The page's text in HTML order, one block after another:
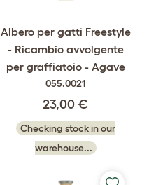
Albero per gatti Freestyle
- Ricambio avvolgente
per graffiatoio - Agave
055.0021
23,00 €
Checking stock in our
warehouse...